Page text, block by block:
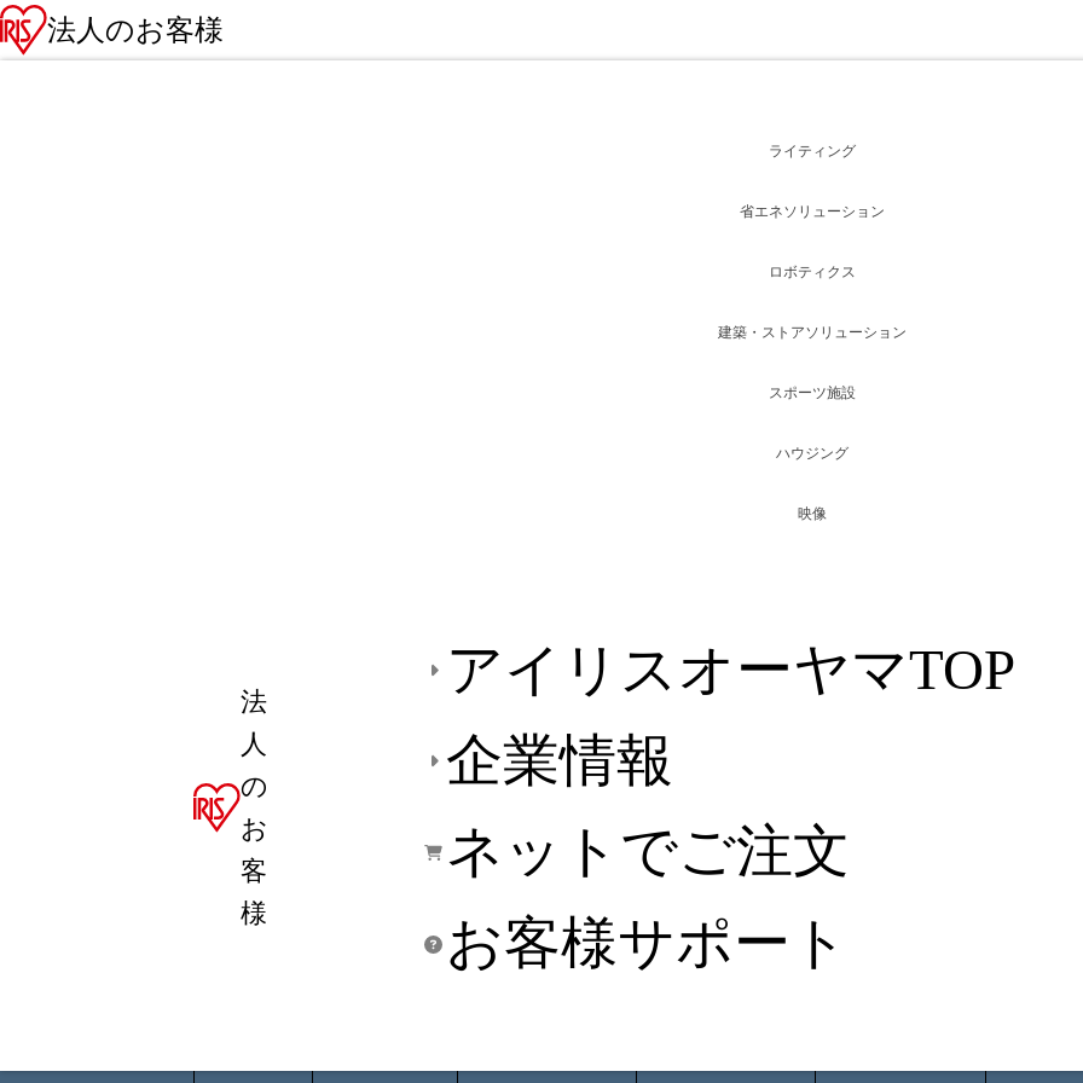
法人のお客様
法
人
の
お
客
様
アイリスオーヤマTOP
企業情報
ネットでご注文
お客様サポート
ライティング
省エネソリューション
ロボティクス
建築・ストアソリューション
スポーツ施設
ハウジング
映像